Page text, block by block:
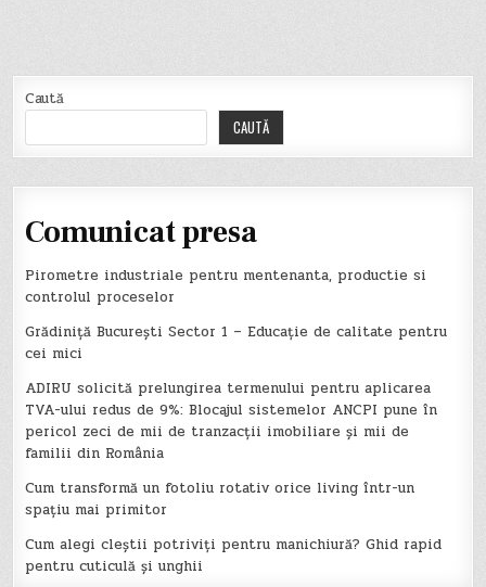
Caută
CAUTĂ
Comunicat presa
Pirometre industriale pentru mentenanta, productie si
controlul proceselor
Grădiniță București Sector 1 – Educație de calitate pentru
cei mici
ADIRU solicită prelungirea termenului pentru aplicarea
TVA-ului redus de 9%: Blocajul sistemelor ANCPI pune în
pericol zeci de mii de tranzacții imobiliare și mii de
familii din România
Cum transformă un fotoliu rotativ orice living într-un
spațiu mai primitor
Cum alegi cleștii potriviți pentru manichiură? Ghid rapid
pentru cuticulă și unghii